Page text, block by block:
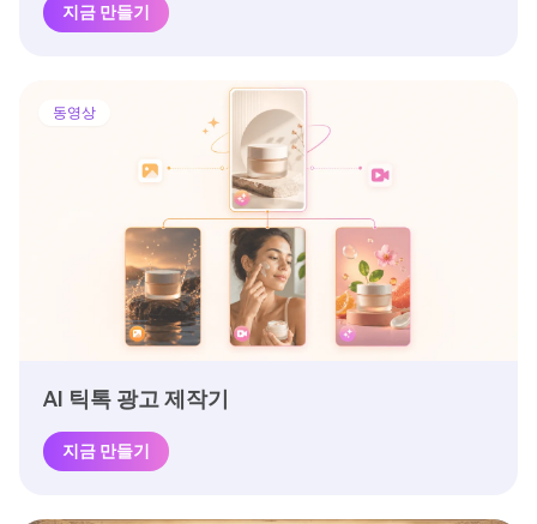
지금 만들기
동영상
AI 틱톡 광고 제작기
지금 만들기